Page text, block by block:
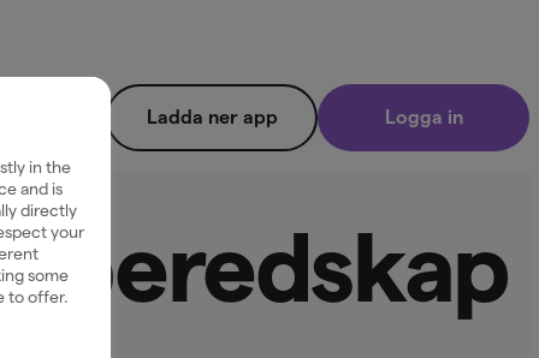
Ladda ner app Logga in
in the
and is
directly
your
some
to offer.